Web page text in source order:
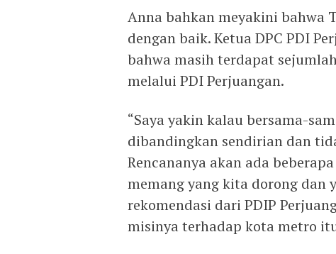
Anna bahkan meyakini bahwa
dengan baik. Ketua DPC PDI
bahwa masih terdapat
melalui PDI Perjuangan.
“Saya yakin kalau bersama-
dibandingkan sendirian dan
Rencananya akan ada
memang yang kita dorong dan
rekomendasi dari PDIP
misinya terhadap kota metro